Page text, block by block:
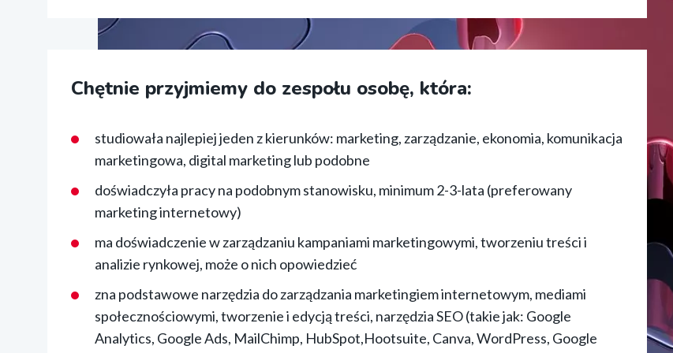
Chętnie przyjmiemy do zespołu osobę, która:
studiowała najlepiej jeden z kierunków: marketing, zarządzanie, ekonomia, komunikacja
marketingowa, digital marketing lub podobne
doświadczyła pracy na podobnym stanowisku, minimum 2-3-lata (preferowany
marketing internetowy)
ma doświadczenie w zarządzaniu kampaniami marketingowymi, tworzeniu treści i
analizie rynkowej, może o nich opowiedzieć
zna podstawowe narzędzia do zarządzania marketingiem internetowym, mediami
społecznościowymi, tworzenie i edycją treści, narzędzia SEO (takie jak: Google
Analytics, Google Ads, MailChimp, HubSpot,Hootsuite, Canva, WordPress, Google